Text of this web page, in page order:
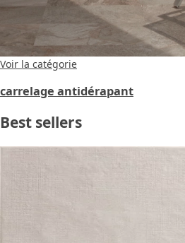
Voir la catégorie
carrelage antidérapant
Best sellers